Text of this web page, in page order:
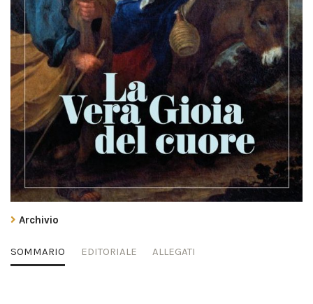
Archivio
SOMMARIO EDITORIALE ALLEGATI